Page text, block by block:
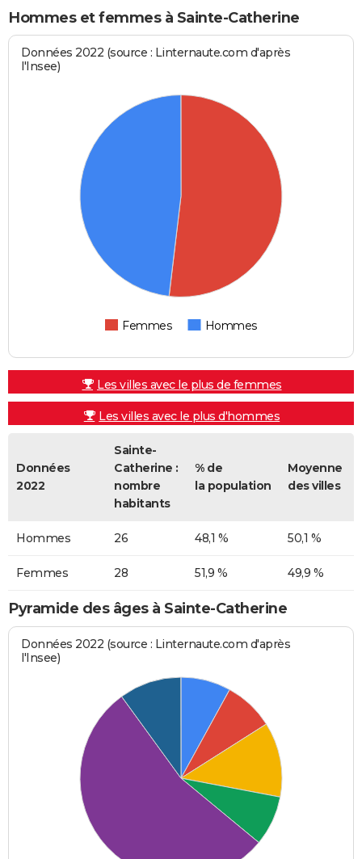
Hommes et femmes à Sainte-Catherine
Données 2022 (source : Linternaute.com d'après
l'Insee)
Femmes Hommes
Les villes avec le plus de femmes
Les villes avec le plus d'hommes
Données
2022
Sainte-
Catherine :
nombre
habitants
% de
la population
Moyenne
des villes
Hommes 26 48,1 % 50,1 %
Femmes 28 51,9 % 49,9 %
Pyramide des âges à Sainte-Catherine
Données 2022 (source : Linternaute.com d'après
l'Insee)